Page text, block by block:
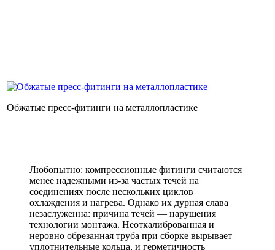
Обжатые пресс-фитинги на металлопластике
Любопытно: компрессионные фитинги считаются
менее надежными из-за частых течей на
соединениях после нескольких циклов
охлаждения и нагрева. Однако их дурная слава
незаслуженна: причина течей — нарушения
технологии монтажа. Неоткалиброванная и
неровно обрезанная труба при сборке вырывает
уплотнительные кольца, и герметичность